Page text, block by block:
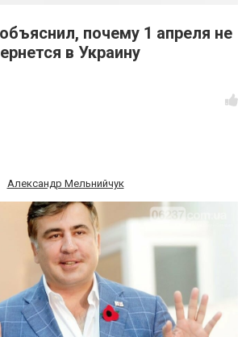
почему 1 апреля не
в Украину
Александр Мельнийчук